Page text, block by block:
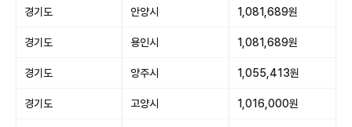
경기도 안양시 1,081,689원
경기도 용인시 1,081,689원
경기도 양주시 1,055,413원
경기도 고양시 1,016,000원